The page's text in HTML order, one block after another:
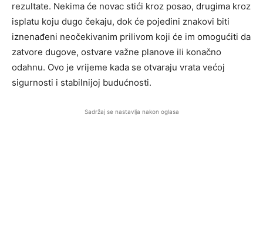
rezultate. Nekima će novac stići kroz posao, drugima kroz
isplatu koju dugo čekaju, dok će pojedini znakovi biti
iznenađeni neočekivanim prilivom koji će im omogućiti da
zatvore dugove, ostvare važne planove ili konačno
odahnu. Ovo je vrijeme kada se otvaraju vrata većoj
sigurnosti i stabilnijoj budućnosti.
Sadržaj se nastavlja nakon oglasa